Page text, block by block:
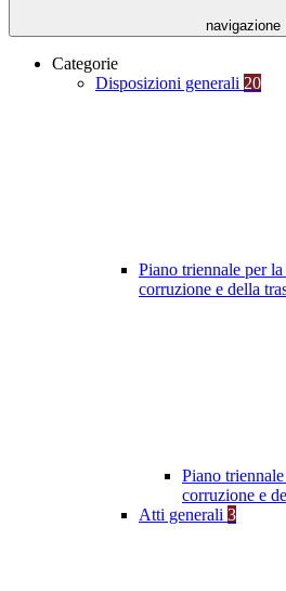
navigazione
Categorie
Disposizioni generali 20
Piano triennale per
corruzione e della
Piano
corruzione e
Atti generali 3